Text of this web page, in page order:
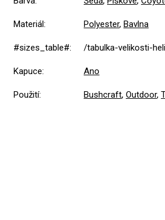
Materiál: Polyester, Bavlna
#sizes_table#: /tabulka-velikosti-
Kapuce: Ano
Použití: Bushcraft, Outdoor,